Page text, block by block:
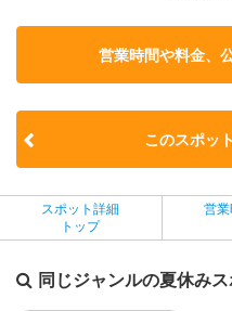
営業時間や料金、
このスポッ
スポット詳細
トップ
営
同じジャンルの夏休み